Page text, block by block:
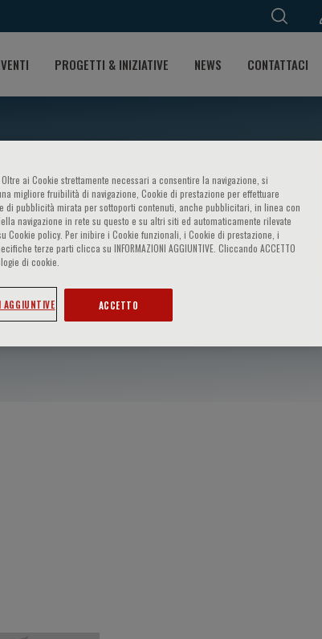
PROGETTI & INIZIATIVE NEWS CONTATTACI
ai Cookie strettamente necessari a consentire la navigazione, si
migliore fruibilità di navigazione, Cookie di prestazione per effettuare
di pubblicità mirata per sottoporti contenuti, anche pubblicitari, in linea con
navigazione in rete su questo e su altri siti ed automaticamente rilevate
Cookie policy. Per inibire i Cookie funzionali, i Cookie di prestazione, i
terze parti clicca su INFORMAZIONI AGGIUNTIVE. Cliccando ACCETTO
di cookie.
AGGIUNTIVE ACCETTO